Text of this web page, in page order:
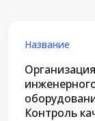
Название
Контроль